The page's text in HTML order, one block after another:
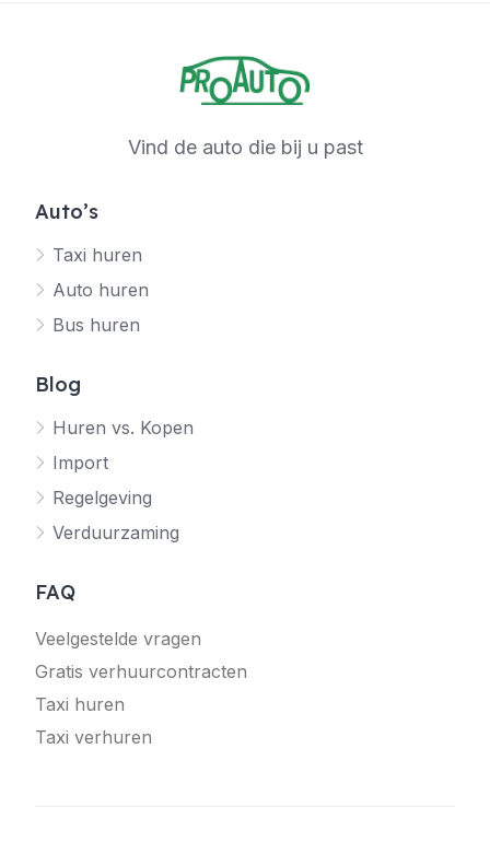
Vind de auto die bij u past
Auto’s
Taxi huren
Auto huren
Bus huren
Blog
Huren vs. Kopen
Import
Regelgeving
Verduurzaming
FAQ
Veelgestelde vragen
Gratis verhuurcontracten
Taxi huren
Taxi verhuren